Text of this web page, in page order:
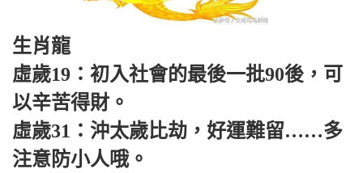
生肖龍
虛歲19：初入社會的最後一批90後，可
以辛苦得財。
虛歲31：沖太歲比劫，好運難留……多
注意防小人哦。